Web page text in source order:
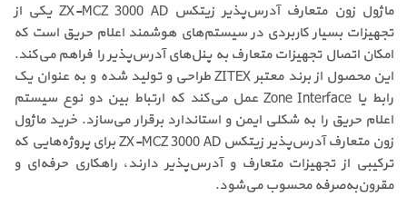
ماژول زون متعارف آدرس‌پذیر زیتکس ZX-MCZ 3000 AD یکی از
تجهیزات بسیار کاربردی در سیستم‌های هوشمند اعلام حریق است که
امکان اتصال تجهیزات متعارف به پنل‌های آدرس‌پذیر را فراهم می‌کند.
این محصول از برند معتبر ZITEX طراحی و تولید شده و به عنوان یک
رابط یا Zone Interface عمل می‌کند که ارتباط بین دو نوع سیستم
اعلام حریق را به شکلی ایمن و استاندارد برقرار می‌سازد. خرید ماژول
زون متعارف آدرس‌پذیر زیتکس ZX-MCZ 3000 AD برای پروژه‌هایی که
ترکیبی از تجهیزات متعارف و آدرس‌پذیر دارند، راهکاری حرفه‌ای و
مقرون‌به‌صرفه محسوب می‌شود.